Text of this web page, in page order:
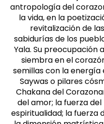
antropología del
la vida, en la
revitalización de
sabidurías de los
Yala. Su preocupación
siembra en el
semillas con la
Saywas o pilares
Chakana del
del amor; la fuerza
espiritualidad; la fuerza